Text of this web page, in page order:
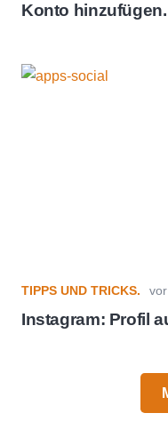
Konto hinzufügen.
TIPPS UND TRICKS.
Instagram: Profil